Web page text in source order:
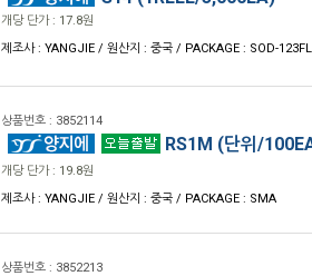
개당 단가 : 17.8원
제조사 : YANGJIE / 원산지 : 중국 / PACKAGE : SOD-123FL
상품번호 : 3852114
RS1M (단위/
개당 단가 : 19.8원
제조사 : YANGJIE / 원산지 : 중국 / PACKAGE : SMA
상품번호 : 3852213